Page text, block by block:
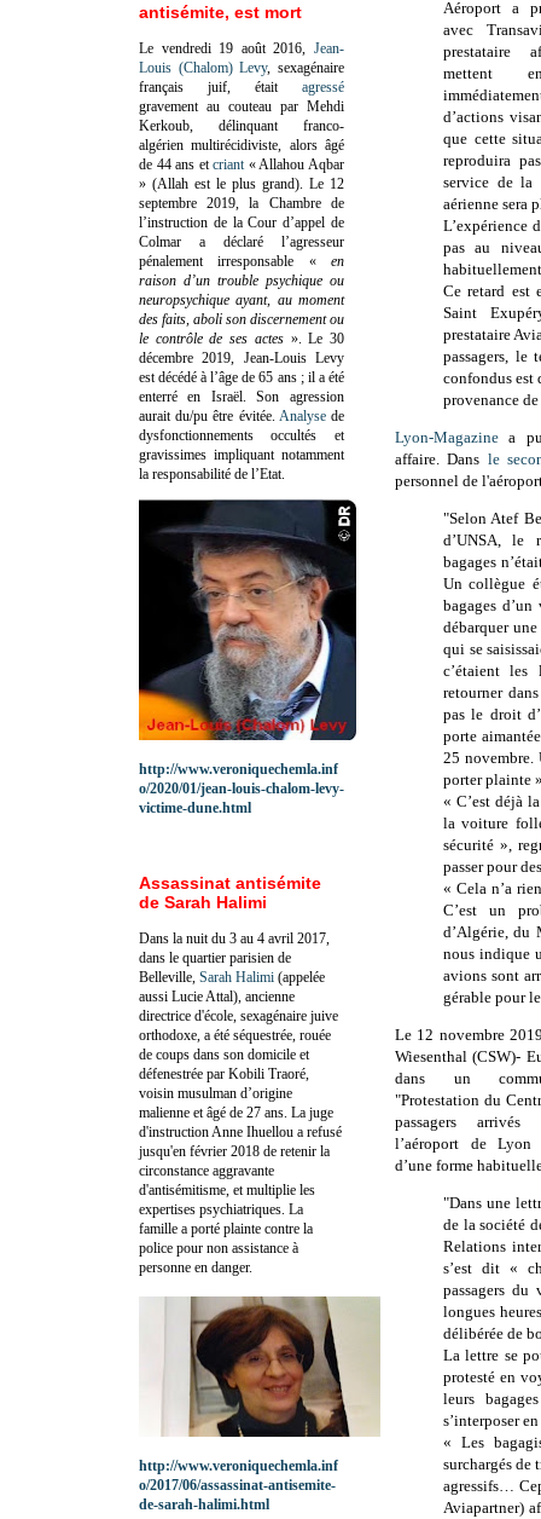
Aéroport a
avec
prestataire
mettent
d’actions
que cette
reproduira
service de la
aérienne sera
L’expérience
pas au
habituellement
Ce retard est
Saint
prestataire
passagers, le
confondus est
provenance
Lyon-Magazine a
affaire. Dans le
personnel de
"Selon Atef
d’UNSA, le
bagages
Un collègue
bagages
débarquer
qui se
c’étaient
retourner
pas le droit
porte
25 novembre.
porter plainte
« C’est déjà
la voiture
sécurité »,
passer pour
« Cela n’a
C’est un
d’Algérie, du
nous indique
avions sont
gérable pour
Le 12 novembre
Wiesenthal (CSW)-
dans un
"Protestation du
passagers
l’aéroport de Lyon
d’une forme
"Dans une
de la société
Relations
s’est dit «
passagers
longues
délibérée de
La lettre se
protesté en
leurs
s’interposer
« Les
surchargés de
agressifs…
Aviapartner)
antisémite, est mort
Le vendredi 19 août 2016, Jean-
Louis (Chalom) Levy, sexagénaire
français juif, était agressé
gravement au couteau par Mehdi
Kerkoub, délinquant franco-
algérien multirécidiviste, alors âgé
de 44 ans etcriant « Allahou Aqbar
» (Allah est le plus grand). Le 12
septembre 2019, la Chambre de
l’instruction de la Cour d’appel de
Colmar a déclaré l’agresseur
pénalement irresponsable «en
raison d’un trouble psychique ou
neuropsychique ayant, au moment
des faits, aboli son discernement ou
le contrôle de ses actes». Le 30
décembre 2019, Jean-Louis Levy
est décédé à l’âge de 65 ans ; il a été
enterré en Israël. Son agression
aurait du/pu être évitée. Analysede
dysfonctionnements occultés et
gravissimes impliquant notamment
la responsabilité de l’Etat.
http://www.veroniquechemla.inf
o/2020/01/jean-louis-chalom-levy-
victime-dune.html
Assassinat antisémite
de Sarah Halimi
Dans la nuit du 3 au 4 avril 2017,
dans le quartier parisien de
Belleville, Sarah Halimi (appelée
aussi Lucie Attal), ancienne
directrice d'école, sexagénaire juive
orthodoxe, a été séquestrée, rouée
de coups dans son domicile et
défenestrée par Kobili Traoré,
voisin musulman d’origine
malienne et âgé de 27 ans. La juge
d'instruction Anne Ihuellou a refusé
jusqu'en février 2018 de retenir la
circonstance aggravante
d'antisémitisme, et multiplie les
expertises psychiatriques. La
famille a porté plainte contre la
police pour non assistance à
personne en danger.
http://www.veroniquechemla.inf
o/2017/06/assassinat-antisemite-
de-sarah-halimi.html